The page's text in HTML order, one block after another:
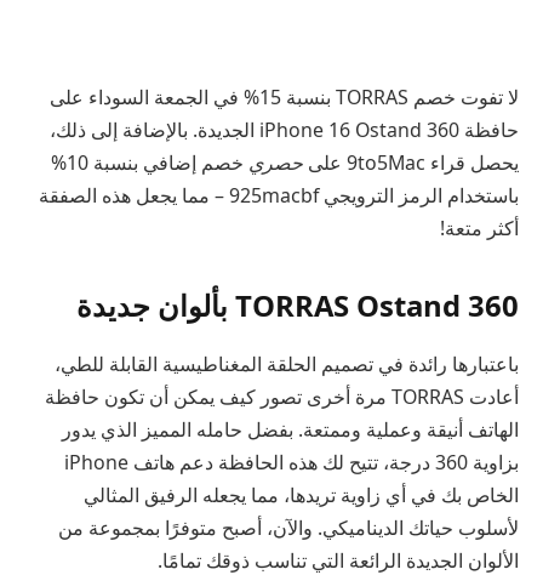
لا تفوت خصم TORRAS بنسبة 15% في الجمعة السوداء على
حافظة iPhone 16 Ostand 360 الجديدة. بالإضافة إلى ذلك،
يحصل قراء 9to5Mac على
حصري
خصم إضافي بنسبة 10%
باستخدام الرمز الترويجي 925macbf – مما يجعل هذه الصفقة
أكثر متعة!
TORRAS Ostand 360 بألوان جديدة
باعتبارها رائدة في تصميم الحلقة المغناطيسية القابلة للطي،
أعادت TORRAS مرة أخرى تصور كيف يمكن أن تكون حافظة
الهاتف أنيقة وعملية وممتعة. بفضل حامله المميز الذي يدور
بزاوية 360 درجة، تتيح لك هذه الحافظة دعم هاتف iPhone
الخاص بك في أي زاوية تريدها، مما يجعله الرفيق المثالي
لأسلوب حياتك الديناميكي. والآن، أصبح متوفرًا بمجموعة من
الألوان الجديدة الرائعة التي تناسب ذوقك تمامًا.